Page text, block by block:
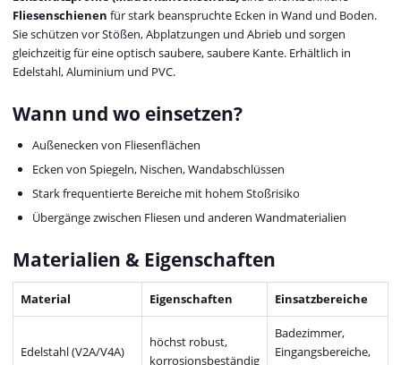
Fliesenschienen für stark beanspruchte Ecken in Wand und Boden.
Sie schützen vor Stößen, Abplatzungen und Abrieb und sorgen
gleichzeitig für eine optisch saubere, saubere Kante. Erhältlich in
Edelstahl, Aluminium und PVC.
Wann und wo einsetzen?
Außenecken von Fliesenflächen
Ecken von Spiegeln, Nischen, Wandabschlüssen
Stark frequentierte Bereiche mit hohem Stoßrisiko
Übergänge zwischen Fliesen und anderen Wandmaterialien
Materialien & Eigenschaften
Material Eigenschaften Einsatzbereiche
Edelstahl (V2A/V4A)
höchst robust,
korrosionsbeständig
Badezimmer,
Eingangsbereiche,